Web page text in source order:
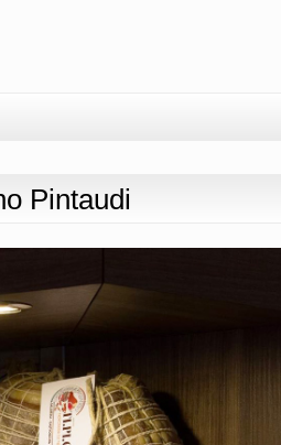
Pintaudi